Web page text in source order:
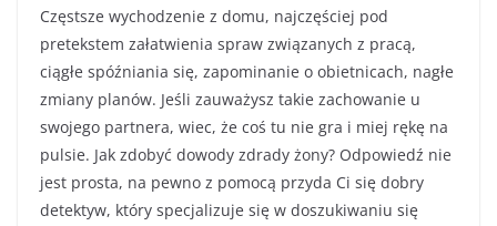
Częstsze wychodzenie z domu, najczęściej pod
pretekstem załatwienia spraw związanych z pracą,
ciągłe spóźniania się, zapominanie o obietnicach, nagłe
zmiany planów. Jeśli zauważysz takie zachowanie u
swojego partnera, wiec, że coś tu nie gra i miej rękę na
pulsie. Jak zdobyć dowody zdrady żony? Odpowiedź nie
jest prosta, na pewno z pomocą przyda Ci się dobry
detektyw, który specjalizuje się w doszukiwaniu się